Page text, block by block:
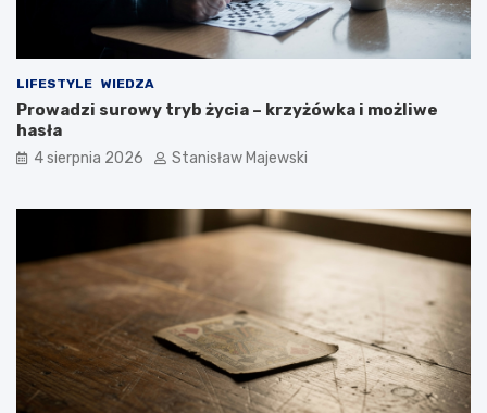
LIFESTYLE WIEDZA
Prowadzi surowy tryb życia – krzyżówka i możliwe
hasła
4 sierpnia 2026 Stanisław Majewski